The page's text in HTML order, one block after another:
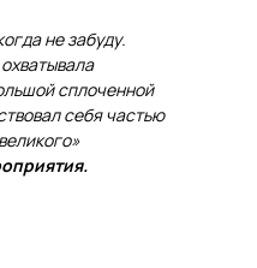
не забуду.
сплоченной
себя частью